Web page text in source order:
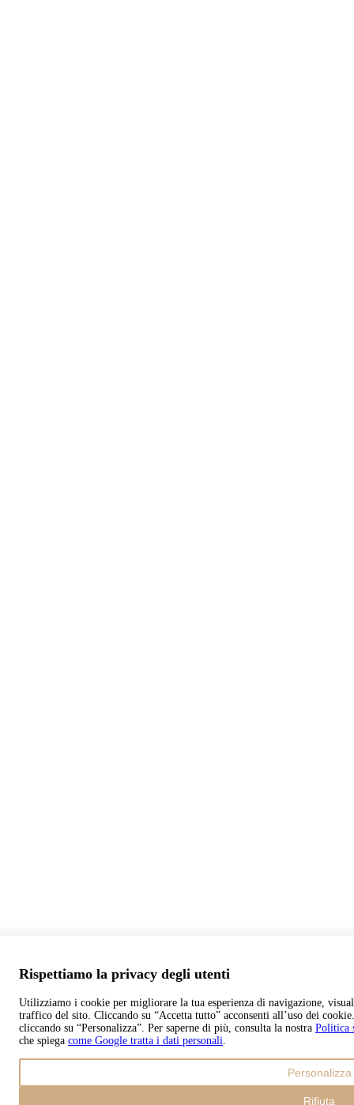
Rispettiamo la privacy degli utenti
Utilizziamo i cookie per migliorare la tua esperienza di navigazione,
traffico del sito. Cliccando su “Accetta tutto” acconsenti all’uso dei
cliccando su “Personalizza”. Per saperne di più, consulta la nostra Politica
che spiega come Google tratta i dati personali.
Personalizza
Rifiuta